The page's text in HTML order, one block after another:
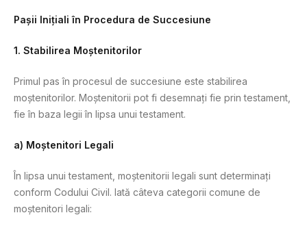
Pașii Inițiali în Procedura de Succesiune
1. Stabilirea Moștenitorilor
Primul pas în procesul de succesiune este stabilirea
moștenitorilor. Moștenitorii pot fi desemnați fie prin testament,
fie în baza legii în lipsa unui testament.
a) Moștenitori Legali
În lipsa unui testament, moștenitorii legali sunt determinați
conform Codului Civil. Iată câteva categorii comune de
moștenitori legali: